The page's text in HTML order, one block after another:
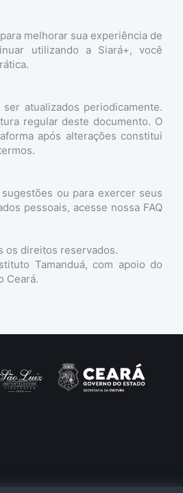
melhorar sua experiência de
utilizando a Siará+, você
atualizados periodicamente.
regular deste documento. O
após alterações constitui
ou para exercer seus
pessoais, acesse nossa FAQ
os direitos reservados.
Tamanduá, com apoio do
Ceará.